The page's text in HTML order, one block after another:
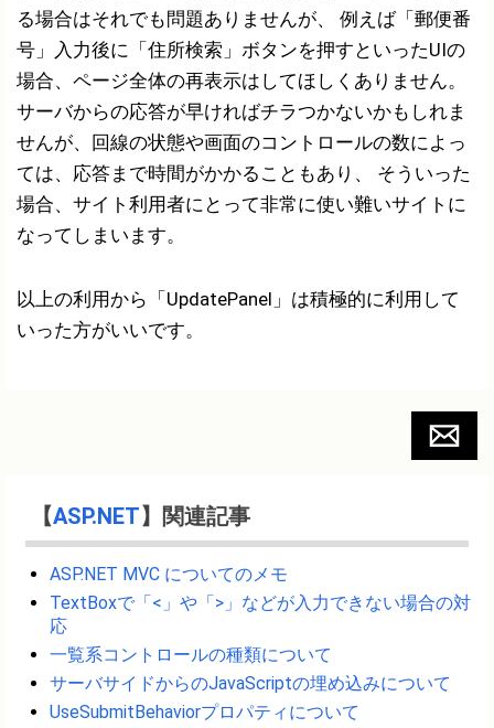
る場合はそれでも問題ありませんが、 例えば「郵便番
号」入力後に「住所検索」ボタンを押すといったUIの
場合、ページ全体の再表示はしてほしくありません。
サーバからの応答が早ければチラつかないかもしれま
せんが、回線の状態や画面のコントロールの数によっ
ては、応答まで時間がかかることもあり、 そういった
場合、サイト利用者にとって非常に使い難いサイトに
なってしまいます。
以上の利用から「UpdatePanel」は積極的に利用して
いった方がいいです。
【ASP.NET】関連記事
ASP.NET MVC についてのメモ
TextBoxで「<」や「>」などが入力できない場合の対
応
一覧系コントロールの種類について
サーバサイドからのJavaScriptの埋め込みについて
UseSubmitBehaviorプロパティについて